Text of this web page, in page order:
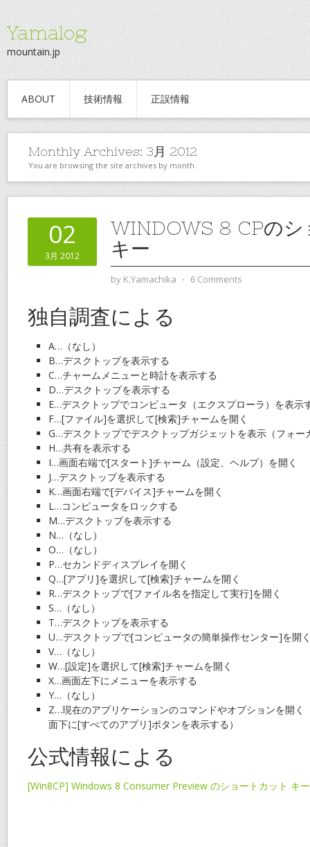
Yamalog
mountain.jp
ABOUT 技術情報 正誤情報
Monthly Archives: 3月 2012
You are browsing the site archives by month.
02
3月 2012
WINDOWS 8 CPのシ
キー
by K.Yamachika ⋅ 6 Comments
独自調査による
A…（なし）
B…デスクトップを表示する
C…チャームメニューと時計を表示する
D…デスクトップを表示する
E…デスクトップでコンピュータ（エクスプローラ）を表示
F…[ファイル]を選択して[検索]チャームを開く
G…デスクトップでデスクトップガジェットを表示（フォー
H…共有を表示する
I…画面右端で[スタート]チャーム（設定、ヘルプ）を開く
J…デスクトップを表示する
K…画面右端で[デバイス]チャームを開く
L…コンピュータをロックする
M…デスクトップを表示する
N…（なし）
O…（なし）
P…セカンドディスプレイを開く
Q…[アプリ]を選択して[検索]チャームを開く
R…デスクトップで[ファイル名を指定して実行]を開く
S…（なし）
T…デスクトップを表示する
U…デスクトップで[コンピュータの簡単操作センター]を開
V…（なし）
W…[設定]を選択して[検索]チャームを開く
X…画面左下にメニューを表示する
Y…（なし）
Z…現在のアプリケーションのコマンドやオプションを開く
面下に[すべてのアプリ]ボタンを表示する）
公式情報による
[Win8CP] Windows 8 Consumer Preview のショートカット キ